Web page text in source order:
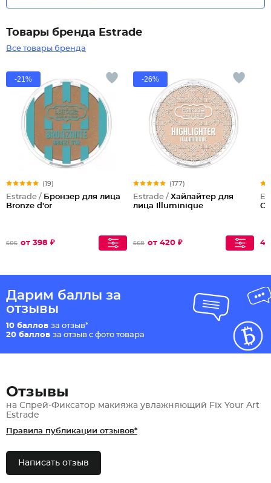
Товары бренда Estrade
Все товары бренда
-21%
(19)
Estrade / Бронзер для лица
Bronze d'or
505 от 398 ₽
-26%
(177)
Estrade / Хайлайтер для
лица Illuminique
568 от 420 ₽
Дарим баллы за
отзывы
10 баллов за отзыв*
20 баллов за отзыв с фото товара
Отзывы
на Спрей-Фиксатор макияжа увлажняющий Fix Your Art
Estrade
Правила публикации отзывов*
Написать отзыв